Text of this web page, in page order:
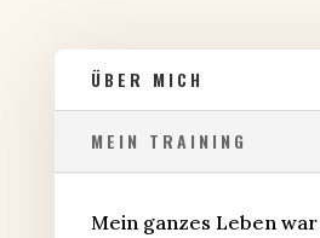
ÜBER MICH
MEIN TRAINING
Mein ganzes Leben